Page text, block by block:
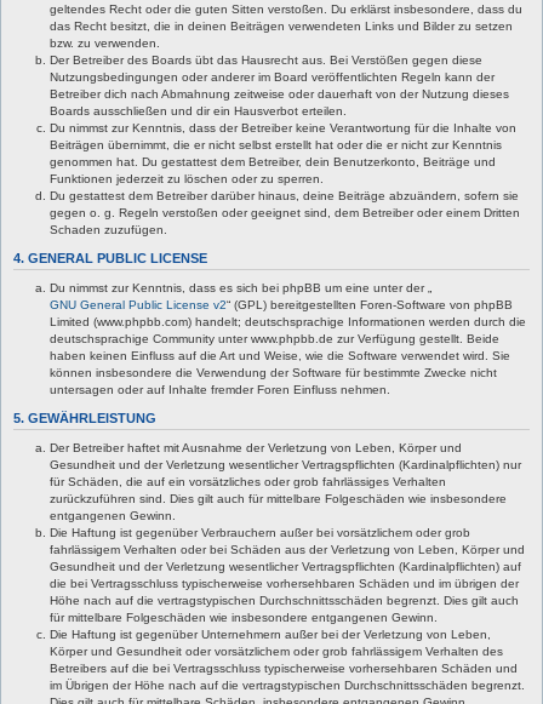
geltendes Recht oder die guten Sitten verstoßen. Du erklärst insbesondere, dass du
das Recht besitzt, die in deinen Beiträgen verwendeten Links und Bilder zu setzen
bzw. zu verwenden.
Der Betreiber des Boards übt das Hausrecht aus. Bei Verstößen gegen diese
Nutzungsbedingungen oder anderer im Board veröffentlichten Regeln kann der
Betreiber dich nach Abmahnung zeitweise oder dauerhaft von der Nutzung dieses
Boards ausschließen und dir ein Hausverbot erteilen.
Du nimmst zur Kenntnis, dass der Betreiber keine Verantwortung für die Inhalte von
Beiträgen übernimmt, die er nicht selbst erstellt hat oder die er nicht zur Kenntnis
genommen hat. Du gestattest dem Betreiber, dein Benutzerkonto, Beiträge und
Funktionen jederzeit zu löschen oder zu sperren.
Du gestattest dem Betreiber darüber hinaus, deine Beiträge abzuändern, sofern sie
gegen o. g. Regeln verstoßen oder geeignet sind, dem Betreiber oder einem Dritten
Schaden zuzufügen.
4. GENERAL PUBLIC LICENSE
Du nimmst zur Kenntnis, dass es sich bei phpBB um eine unter der „
GNU General Public License v2“ (GPL) bereitgestellten Foren-Software von phpBB
Limited (www.phpbb.com) handelt; deutschsprachige Informationen werden durch die
deutschsprachige Community unter www.phpbb.de zur Verfügung gestellt. Beide
haben keinen Einfluss auf die Art und Weise, wie die Software verwendet wird. Sie
können insbesondere die Verwendung der Software für bestimmte Zwecke nicht
untersagen oder auf Inhalte fremder Foren Einfluss nehmen.
5. GEWÄHRLEISTUNG
Der Betreiber haftet mit Ausnahme der Verletzung von Leben, Körper und
Gesundheit und der Verletzung wesentlicher Vertragspflichten (Kardinalpflichten) nur
für Schäden, die auf ein vorsätzliches oder grob fahrlässiges Verhalten
zurückzuführen sind. Dies gilt auch für mittelbare Folgeschäden wie insbesondere
entgangenen Gewinn.
Die Haftung ist gegenüber Verbrauchern außer bei vorsätzlichem oder grob
fahrlässigem Verhalten oder bei Schäden aus der Verletzung von Leben, Körper und
Gesundheit und der Verletzung wesentlicher Vertragspflichten (Kardinalpflichten) auf
die bei Vertragsschluss typischerweise vorhersehbaren Schäden und im übrigen der
Höhe nach auf die vertragstypischen Durchschnittsschäden begrenzt. Dies gilt auch
für mittelbare Folgeschäden wie insbesondere entgangenen Gewinn.
Die Haftung ist gegenüber Unternehmern außer bei der Verletzung von Leben,
Körper und Gesundheit oder vorsätzlichem oder grob fahrlässigem Verhalten des
Betreibers auf die bei Vertragsschluss typischerweise vorhersehbaren Schäden und
im Übrigen der Höhe nach auf die vertragstypischen Durchschnittsschäden begrenzt.